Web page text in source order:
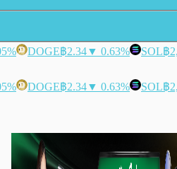
DOGE฿2.34▼ 0.63% SOL฿
DOGE฿2.34▼ 0.63% SOL฿